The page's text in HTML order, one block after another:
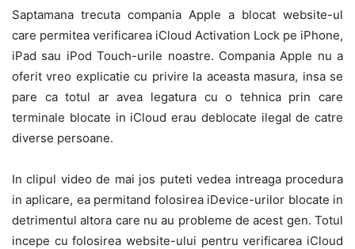
Saptamana trecuta compania Apple a blocat website-ul
care permitea verificarea iCloud Activation Lock pe iPhone,
iPad sau iPod Touch-urile noastre. Compania Apple nu a
oferit vreo explicatie cu privire la aceasta masura, insa se
pare ca totul ar avea legatura cu o tehnica prin care
terminale blocate in iCloud erau deblocate ilegal de catre
diverse persoane.
In clipul video de mai jos puteti vedea intreaga procedura
in aplicare, ea permitand folosirea iDevice-urilor blocate in
detrimentul altora care nu au probleme de acest gen. Totul
incepe cu folosirea website-ului pentru verificarea iCloud